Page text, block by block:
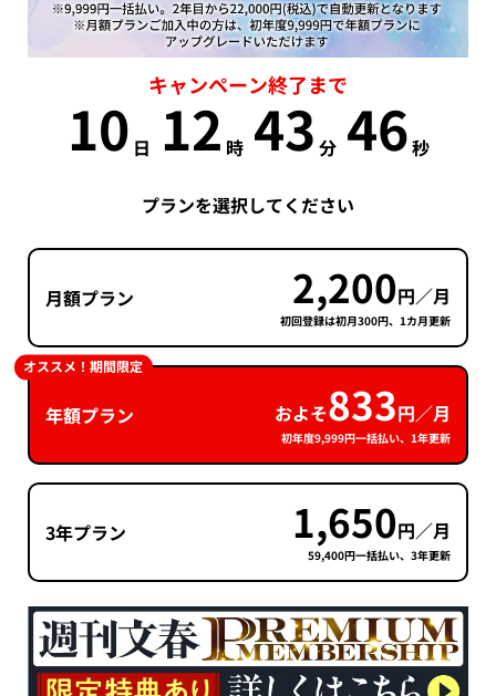
キャンペーン終了まで
10 日 12 時 43 分 46秒
プランを選択してください
月額プラン 2,200円／月
初回登録は初月300円、1カ月更新
年額プラン およそ833円／月
初年度9,999円一括払い、1年更新
オススメ！期間限定
3年プラン 1,650円／月
59,400円一括払い、3年更新